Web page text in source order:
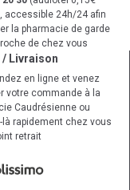
accessible 24h/24 afin
la pharmacie de garde
de chez vous
/ Livraison
en ligne et venez
votre commande à la
Caudrésienne ou
là rapidement chez vous
retrait